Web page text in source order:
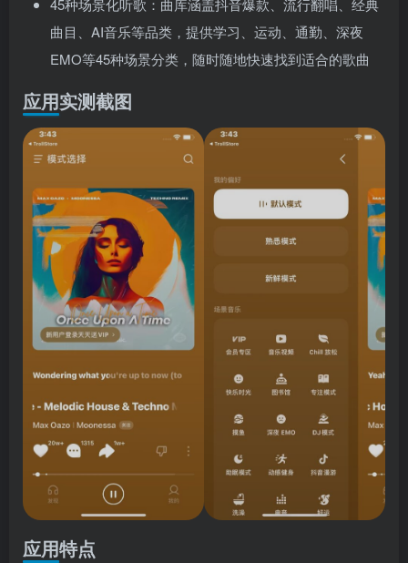
45种场景化听歌：曲库涵盖抖音爆款、流行翻唱、经典
曲目、AI音乐等品类，提供学习、运动、通勤、深夜
EMO等45种场景分类，随时随地快速找到适合的歌曲
应用实测截图
应用特点